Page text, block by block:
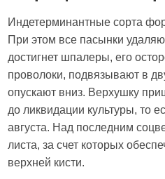
Индетерминантные сорта
При этом все пасынки
достигнет шпалеры, его
проволоки, подвязывают в
опускают вниз. Верхушку
до ликвидации культуры, то
августа. Над последним
листа, за счет которых
верхней кисти.